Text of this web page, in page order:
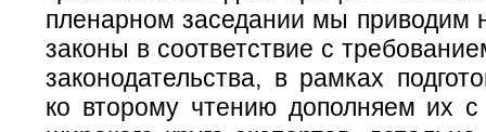
пленарном заседании мы приводим
законы в соответствие с
законодательства, в рамках
ко второму чтению дополняем их